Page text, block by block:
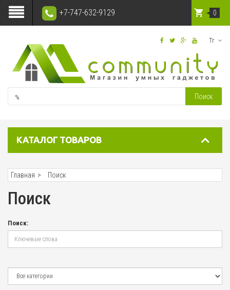
+7-747-632-9129
Тг
Поиск
0
КАТАЛОГ ТОВАРОВ
Главная Поиск
Поиск
Поиск: